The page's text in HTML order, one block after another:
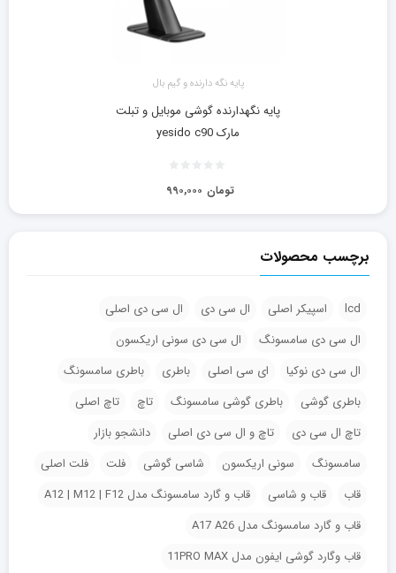
پایه نگه دارنده و گیم بال
پایه نگهدارنده گوشی موبایل و تبلت
مارک yesido c90
۹۹۰,۰۰۰ تومان
برچسب محصولات
lcd اسپیکر اصلی ال سی دی
ال سی دی اصلی
ال سی دی سامسونگ
ال سی دی سونی اریکسون
ال سی دی نوکیا
ای سی اصلی باطری
باطری سامسونگ
باطری گوشی
باطری گوشی سامسونگ تاچ
تاچ اصلی
تاچ ال سی دی
تاچ و ال سی دی اصلی
دانشجو بازار
سامسونگ
سونی اریکسون شاسی گوشی فلت
فلت اصلی
قاب
قاب و شاسی
قاب و گارد سامسونگ مدل A12 | M12 | F12
قاب و گارد سامسونگ مدل A17 A26
قاب وگارد گوشی ایفون مدل 11PRO MAX